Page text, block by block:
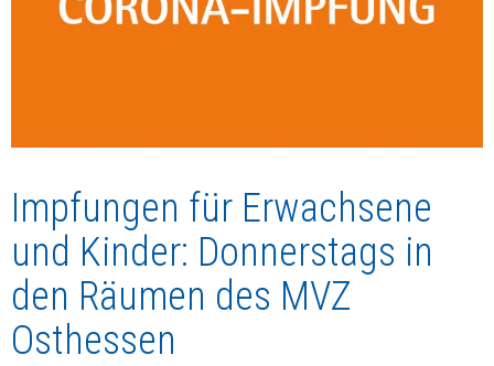
Impfungen für Erwachsene
und Kinder: Donnerstags in
den Räumen des MVZ
Osthessen